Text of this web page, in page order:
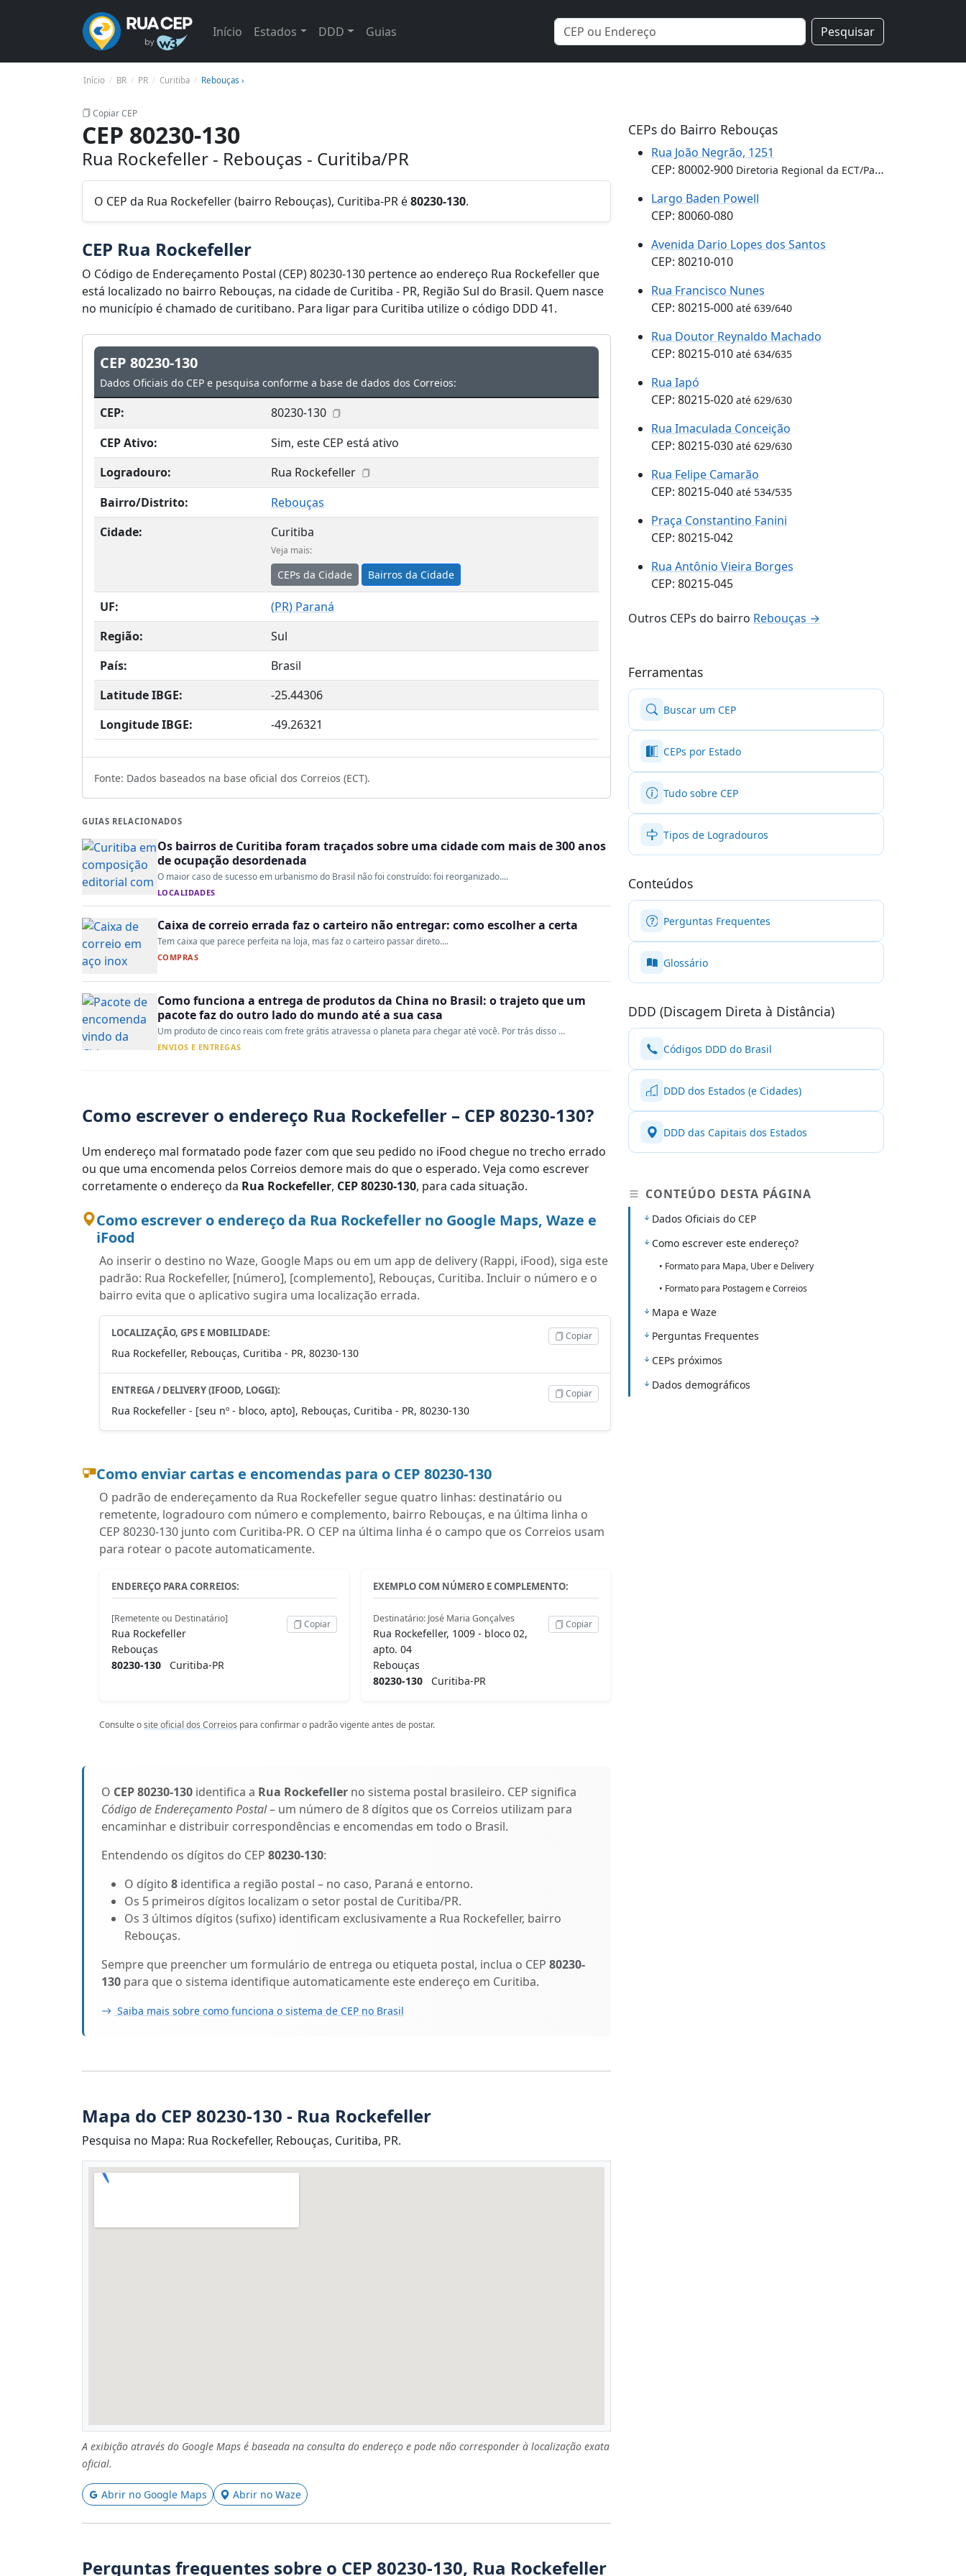
Início Estados DDD Guias Pesquisar
Início BR PR Curitiba Rebouças ›
Copiar CEP
CEP 80230-130
Rua Rockefeller - Rebouças - Curitiba/PR
O CEP da Rua Rockefeller (bairro Rebouças), Curitiba-PR é80230-130.
CEP Rua Rockefeller
O Código de Endereçamento Postal (CEP) 80230-130 pertence ao endereço Rua Rockefeller que
está localizado no bairro Rebouças, na cidade de Curitiba - PR, Região Sul do Brasil. Quem nasce
no município é chamado de curitibano. Para ligar para Curitiba utilize o código DDD 41.
CEP 80230-130
Dados Oficiais do CEP e pesquisa conforme a base de dados dos Correios:
CEP:
80230-130
CEP Ativo:
Sim, este CEP está ativo
Logradouro:
Rua Rockefeller
Bairro/Distrito:
Rebouças
Cidade:
Curitiba
Veja mais:
CEPs da Cidade Bairros da Cidade
UF: (PR) Paraná
Região:
Sul
País:
Brasil
Latitude IBGE:
-25.44306
Longitude IBGE:
-49.26321
Fonte: Dados baseados na base oficial dos Correios (ECT).
GUIAS RELACIONADOS
Os bairros de Curitiba foram traçados sobre uma cidade com mais de 300 anos
de ocupação desordenada
O maior caso de sucesso em urbanismo do Brasil não foi construído: foi reorganizado....
LOCALIDADES
Caixa de correio errada faz o carteiro não entregar: como escolher a certa
Tem caixa que parece perfeita na loja, mas faz o carteiro passar direto....
COMPRAS
Como funciona a entrega de produtos da China no Brasil: o trajeto que um
pacote faz do outro lado do mundo até a sua casa
Um produto de cinco reais com frete grátis atravessa o planeta para chegar até você. Por trás disso ...
ENVIOS E ENTREGAS
Como escrever o endereço Rua Rockefeller – CEP 80230-130?
Um endereço mal formatado pode fazer com que seu pedido no iFood chegue no trecho errado
ou que uma encomenda pelos Correios demore mais do que o esperado. Veja como escrever
corretamente o endereço da Rua Rockefeller, CEP 80230-130, para cada situação.
Como escrever o endereço da Rua Rockefeller no Google Maps, Waze e
iFood
Ao inserir o destino no Waze, Google Maps ou em um app de delivery (Rappi, iFood), siga este
padrão: Rua Rockefeller, [número], [complemento], Rebouças, Curitiba. Incluir o número e o
bairro evita que o aplicativo sugira uma localização errada.
LOCALIZAÇÃO, GPS E MOBILIDADE:
Rua Rockefeller, Rebouças, Curitiba - PR, 80230-130
Copiar
ENTREGA / DELIVERY (IFOOD, LOGGI):
Rua Rockefeller - [seu nº - bloco, apto], Rebouças, Curitiba - PR, 80230-130
Copiar
Como enviar cartas e encomendas para o CEP 80230-130
O padrão de endereçamento da Rua Rockefeller segue quatro linhas: destinatário ou
remetente, logradouro com número e complemento, bairro Rebouças, e na última linha o
CEP 80230-130 junto com Curitiba-PR. O CEP na última linha é o campo que os Correios usam
para rotear o pacote automaticamente.
ENDEREÇO PARA CORREIOS:
[Remetente ou Destinatário]
Rua Rockefeller
Rebouças
80230-130 Curitiba-PR
Copiar
EXEMPLO COM NÚMERO E COMPLEMENTO:
Destinatário: José Maria Gonçalves
Rua Rockefeller, 1009 - bloco 02,
apto. 04
Rebouças
80230-130 Curitiba-PR
Copiar
Consulte osite oficial dos Correios para confirmar o padrão vigente antes de postar.
O CEP 80230-130 identifica a Rua Rockefeller no sistema postal brasileiro. CEP significa
Código de Endereçamento Postal– um número de 8 dígitos que os Correios utilizam para
encaminhar e distribuir correspondências e encomendas em todo o Brasil.
Entendendo os dígitos do CEP 80230-130:
O dígito 8 identifica a região postal – no caso, Paraná e entorno.
Os 5 primeiros dígitos localizam o setor postal de Curitiba/PR.
Os 3 últimos dígitos (sufixo) identificam exclusivamente a Rua Rockefeller, bairro
Rebouças.
Sempre que preencher um formulário de entrega ou etiqueta postal, inclua o CEP 80230-
130 para que o sistema identifique automaticamente este endereço em Curitiba.
Saiba mais sobre como funciona o sistema de CEP no Brasil
Mapa do CEP 80230-130 - Rua Rockefeller
Pesquisa no Mapa: Rua Rockefeller, Rebouças, Curitiba, PR.
A exibição através do Google Maps é baseada na consulta do endereço e pode não corresponder à localização exata
oficial.
Abrir no Google Maps Abrir no Waze
Perguntas frequentes sobre o CEP 80230-130, Rua Rockefeller
CEPs do Bairro Rebouças
Rua João Negrão, 1251
CEP: 80002-900 Diretoria Regional da ECT/Paraná
Largo Baden Powell
CEP: 80060-080
Avenida Dario Lopes dos Santos
CEP: 80210-010
Rua Francisco Nunes
CEP: 80215-000 até 639/640
Rua Doutor Reynaldo Machado
CEP: 80215-010 até 634/635
Rua Iapó
CEP: 80215-020 até 629/630
Rua Imaculada Conceição
CEP: 80215-030 até 629/630
Rua Felipe Camarão
CEP: 80215-040 até 534/535
Praça Constantino Fanini
CEP: 80215-042
Rua Antônio Vieira Borges
CEP: 80215-045
Outros CEPs do bairro Rebouças →
Ferramentas
Buscar um CEP
CEPs por Estado
Tudo sobre CEP
Tipos de Logradouros
Conteúdos
Perguntas Frequentes
Glossário
DDD (Discagem Direta à Distância)
Códigos DDD do Brasil
DDD dos Estados (e Cidades)
DDD das Capitais dos Estados
CONTEÚDO DESTA PÁGINA
Dados Oficiais do CEP
Como escrever este endereço?
• Formato para Mapa, Uber e Delivery
• Formato para Postagem e Correios
Mapa e Waze
Perguntas Frequentes
CEPs próximos
Dados demográficos